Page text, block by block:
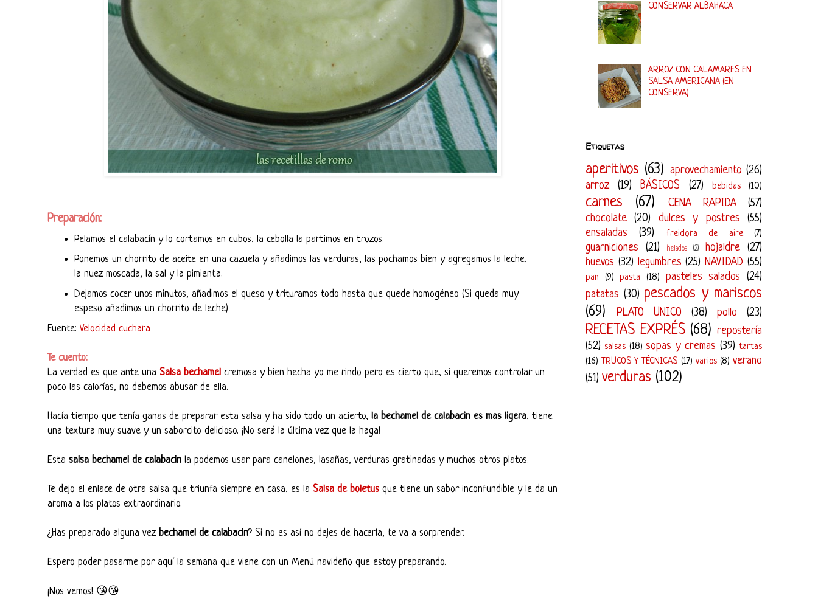
Preparación:
Pelamos el calabacín y lo cortamos en cubos, la cebolla la partimos en trozos.
Ponemos un chorrito de aceite en una cazuela y añadimos las verduras, las pochamos bien y agregamos la leche,
la nuez moscada, la sal y la pimienta.
Dejamos cocer unos minutos, añadimos el queso y trituramos todo hasta que quede homogéneo (Si queda muy
espeso añadimos un chorrito de leche)
Fuente: Velocidad cuchara
Te cuento:
La verdad es que ante una Salsa bechamel cremosa y bien hecha yo me rindo pero es cierto que, si queremos controlar un
poco las calorías, no debemos abusar de ella.
Hacía tiempo que tenía ganas de preparar esta salsa y ha sido todo un acierto, la bechamel de calabacin es mas ligera, tiene
una textura muy suave y un saborcito delicioso. ¡No será la última vez que la haga!
Esta salsa bechamel de calabacin la podemos usar para canelones, lasañas, verduras gratinadas y muchos otros platos.
Te dejo el enlace de otra salsa que triunfa siempre en casa, es la Salsa de boletus que tiene un sabor inconfundible y le da un
aroma a los platos extraordinario.
¿Has preparado alguna vez bechamel de calabacin? Si no es así no dejes de hacerla, te va a sorprender.
Espero poder pasarme por aquí la semana que viene con un Menú navideño que estoy preparando.
¡Nos vemos! 😘😘
CONSERVAR ALBAHACA
ARROZ CON CALAMARES EN
SALSA AMERICANA (EN
CONSERVA)
Etiquetas
aperitivos (63) aprovechamiento (26)
arroz
(19) BÁSICOS (27) bebidas (10)
carnes (67) CENA RAPIDA
(57)
chocolate
(20) dulces y postres
(55)
ensaladas
(39) freidora de aire (7)
guarniciones (21) helados (2) hojaldre
(27)
huevos (32) legumbres (25) NAVIDAD (55)
pan (9) pasta (18) pasteles salados
(24)
patatas (30) pescados y mariscos
(69)
PLATO UNICO (38) pollo (23)
RECETAS EXPRÉS (68) repostería
(52) salsas (18) sopas y cremas (39) tartas
(16) TRUCOS Y TÉCNICAS (17) varios (8) verano
(51) verduras (102)